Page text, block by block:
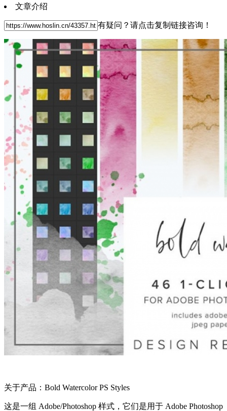
文章介绍
有疑问？请点击复制链接咨询！
关于产品：Bold Watercolor PS Styles
这是一组 Adob​​e/Photoshop 样式，它们是用于 Adob​​e Photoshop